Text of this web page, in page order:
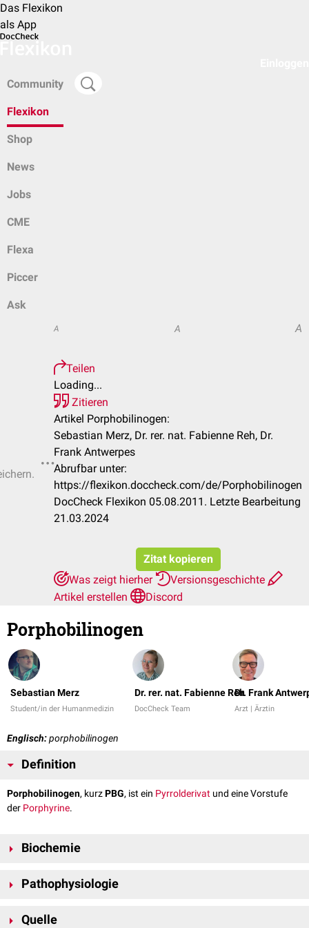
Das Flexikon
als App
Community
Flexikon
Shop
News
Jobs
CME
Flexa
Piccer
Ask
A A A
Teilen
Loading...
Zitieren
Artikel Porphobilinogen:
Sebastian Merz, Dr. rer. nat. Fabienne Reh, Dr.
Frank Antwerpes
Abrufbar unter:
https://flexikon.doccheck.com/de/Porphobilinogen
DocCheck Flexikon 05.08.2011. Letzte Bearbeitung
21.03.2024
Zitat kopieren
Was zeigt hierher
Versionsgeschichte
Artikel erstellen
Discord
Porphobilinogen
Sebastian Merz
Student/in der Humanmedizin
Dr. rer. nat. Fabienne Reh
DocCheck Team
Dr. Frank
Arzt | Ärztin
Englisch:porphobilinogen
Definition
Porphobilinogen, kurzPBG, ist ein Pyrrolderivat und eine Vorstufe
der Porphyrine.
Biochemie
Massevon 226,2 g/mol.
Pathophysiologie
Dehydratasemangel-Porphyrie
Quelle